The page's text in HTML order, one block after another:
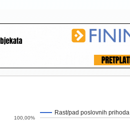
Rast/pad poslovnih prihoda
100,00%